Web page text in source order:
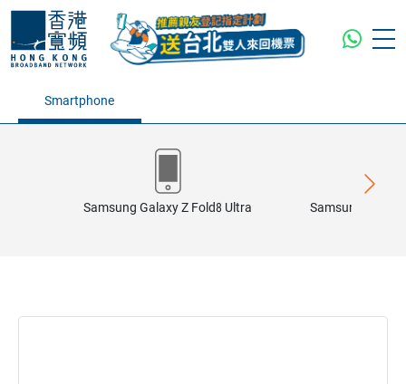
Smartphone
Samsung Galaxy Z Fold8 Ultra Samsung